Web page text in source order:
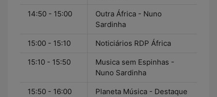
14:50 - 15:00
Outra África - Nuno
Sardinha
15:00 - 15:10 Noticiários RDP África
15:10 - 15:50
Musica sem Espinhas -
Nuno Sardinha
15:50 - 16:00
Planeta Música - Destaque